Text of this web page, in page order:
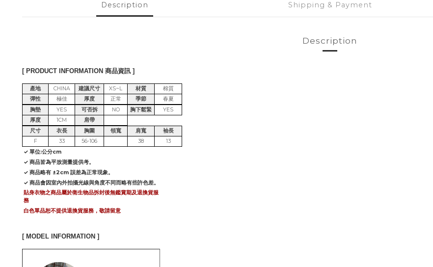
Description Shipping & Payment
Description
[ PRODUCT INFORMATION 商品資訊 ]
產地 CHINA 建議尺寸 XS~L 材質
棉質
彈性
極佳 厚度 正常 季節
春夏
胸墊
YES 可否拆 NO 胸下鬆緊
YES
厚度
1CM
肩帶
尺寸
衣長 胸圍 領寬 肩寬
袖長
F
33 56-106 38
13
✓ 單位:公分cm
✓ 商品皆為平放測量提供考。
✓ 商品略有 ±2cm 誤差為正常現象。
✓ 商品會因室內外拍攝光線與角度不同而略有些許色差。
貼身衣物之商品屬於衛生物品拆封後無鑑賞期及退換貨服
務
白色單品恕不提供退換貨服務，敬請留意
[ MODEL INFORMATION ]